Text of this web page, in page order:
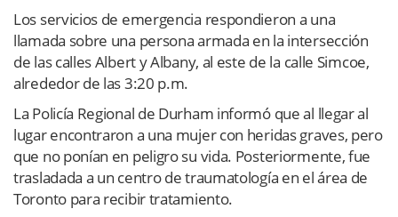
Los servicios de emergencia respondieron a una
llamada sobre una persona armada en la intersección
de las calles Albert y Albany, al este de la calle Simcoe,
alrededor de las 3:20 p.m.
La Policía Regional de Durham informó que al llegar al
lugar encontraron a una mujer con heridas graves, pero
que no ponían en peligro su vida. Posteriormente, fue
trasladada a un centro de traumatología en el área de
Toronto para recibir tratamiento.